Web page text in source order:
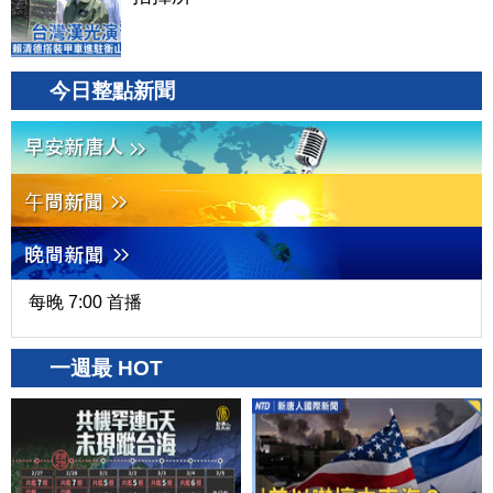
今日整點新聞
每晚 7:00 首播
一週最 HOT